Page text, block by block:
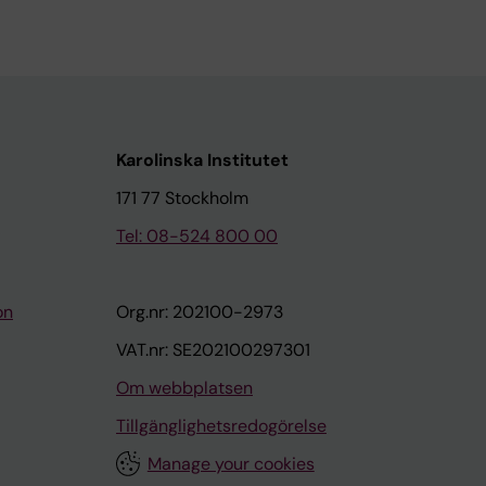
Karolinska Institutet
171 77 Stockholm
Tel: 08-524 800 00
Org.nr: 202100-2973
VAT.nr: SE202100297301
Om webbplatsen
Tillgänglighetsredogörelse
Manage your cookies